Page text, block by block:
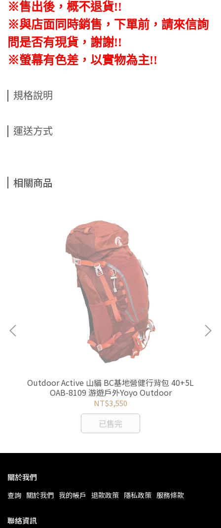
※售出後，概不退貨!!
※與店面同時銷售 ， 下單前 ， 請來信詢
問是否有現貨，謝謝!!
※螢幕有色差，以實物為主!!
規格說明
運送方式
相關商品
Outdoor Active 山貓 BC基地營健行背包 40+5L
OAB-8109 游遊戶外Yoyo Outdoor
NT$3,550
已售完
關於我們
查詢 關於我們 我的帳戶 退款政策 隱私政策 服務條款
聯絡資訊